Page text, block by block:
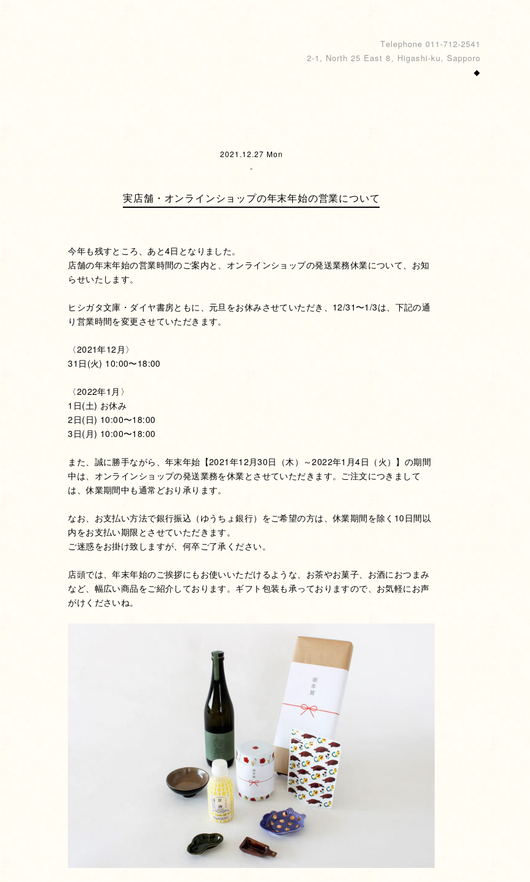
Telephone 011-712-2541
2-1, North 25 East 8, Higashi-ku, Sapporo
◆
2021.12.27 Mon
-
実店舗・オンラインショップの年末年始の営業について
今年も残すところ、あと4日となりました。
店舗の年末年始の営業時間のご案内と、オンラインショップの発送業務休業について、お知
らせいたします。
ヒシガタ文庫・ダイヤ書房ともに、元旦をお休みさせていただき、12/31〜1/3は、下記の通
り営業時間を変更させていただきます。
〈2021年12月〉
31日(火) 10:00〜18:00
〈2022年1月〉
1日(土) お休み
2日(日) 10:00〜18:00
3日(月) 10:00〜18:00
また、誠に勝手ながら、年末年始【2021年12月30日（木）～2022年1月4日（火）】の期間
中は、オンラインショップの発送業務を休業とさせていただきます。ご注文につきまして
は、休業期間中も通常どおり承ります。
なお、お支払い方法で銀行振込（ゆうちょ銀行）をご希望の方は、休業期間を除く10日間以
内をお支払い期限とさせていただきます。
ご迷惑をお掛け致しますが、何卒ご了承ください。
店頭では、年末年始のご挨拶にもお使いいただけるような、お茶やお菓子、お酒におつまみ
など、幅広い商品をご紹介しております。ギフト包装も承っておりますので、お気軽にお声
がけくださいね。